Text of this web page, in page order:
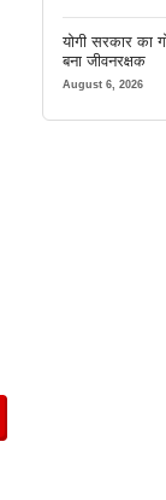
योगी सरकार का
बना जीवनरक्षक
August 6, 2026